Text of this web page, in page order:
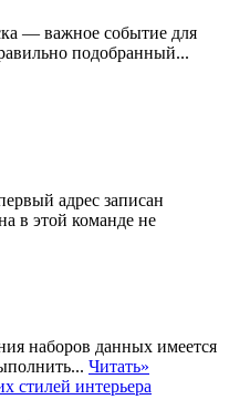
— важное событие для
подобранный...
адрес записан
в этой команде не
наборов данных имеется
Читать»
стилей интерьера